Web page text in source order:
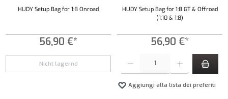
HUDY Setup Bag for 1:8 Onroad
56,90 €*
Nicht lagernd
HUDY Setup Bag for 1:8 GT & Offroad
)1:10 & 1:8)
56,90 €*
Aggiungi alla lista dei preferiti